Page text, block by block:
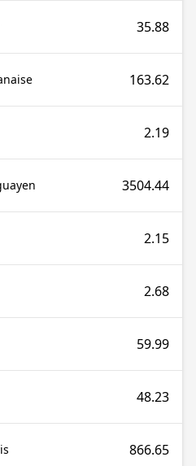
35.88
163.62
2.19
3504.44
2.15
2.68
59.99
48.23
866.65